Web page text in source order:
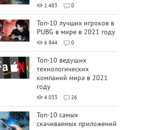
1 483 0
Топ-10 лучших игроков в
PUBG в мире в 2021 году
6 844 0
Топ-10 ведущих
технологических
компаний мира в 2021
году
4 033 26
Топ-10 самых
скачиваемых приложений